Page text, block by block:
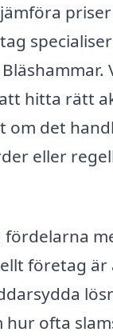
hitta rätt
om det
eller
fördelarna
företag är
hur ofta